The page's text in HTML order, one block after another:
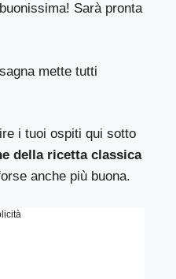
Sarà pronta
mette tutti
i tuoi ospiti qui sotto
della ricetta classica
anche più buona.